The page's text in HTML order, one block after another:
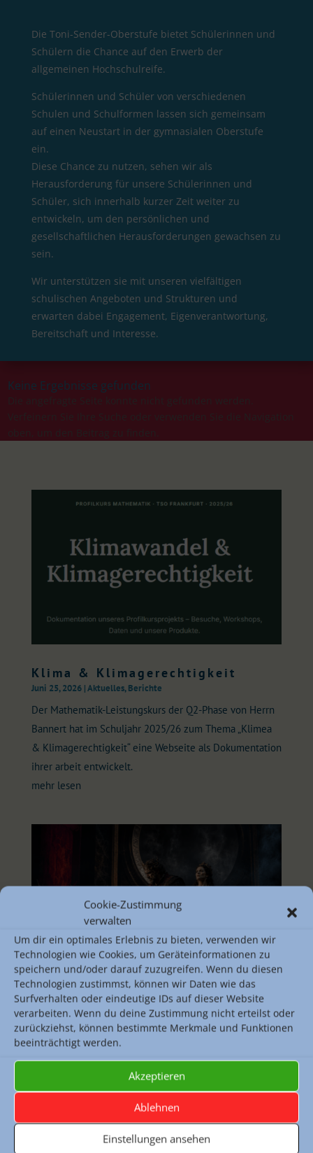
Cookie-Zustimmung
verwalten
Um dir ein optimales Erlebnis zu bieten, verwenden wir
Technologien wie Cookies, um Geräteinformationen zu
speichern und/oder darauf zuzugreifen. Wenn du diesen
Technologien zustimmst, können wir Daten wie das
Surfverhalten oder eindeutige IDs auf dieser Website
verarbeiten. Wenn du deine Zustimmung nicht erteilst oder
zurückziehst, können bestimmte Merkmale und Funktionen
beeinträchtigt werden.
Akzeptieren
Ablehnen
Einstellungen ansehen
Die Toni-Sender-Oberstufe bietet Schülerinnen und
Schülern die Chance auf den Erwerb der
allgemeinen Hochschulreife.
Schülerinnen und Schüler von verschiedenen
Schulen und Schulformen lassen sich gemeinsam
auf einen Neustart in der gymnasialen Oberstufe
ein.
Diese Chance zu nutzen, sehen wir als
Herausforderung für unsere Schülerinnen und
Schüler, sich innerhalb kurzer Zeit weiter zu
entwickeln, um den persönlichen und
gesellschaftlichen Herausforderungen gewachsen zu
sein.
Wir unterstützen sie mit unseren vielfältigen
schulischen Angeboten und Strukturen und
erwarten dabei Engagement, Eigenverantwortung,
Bereitschaft und Interesse.
Keine Ergebnisse gefunden
Klima & Klimagerechtigkeit
Juni 25, 2026|Aktuelles,Berichte
Der Mathematik-Leistungskurs der Q2-Phase von Herrn
Bannert hat im Schuljahr 2025/26 zum Thema „Klimea
& Klimagerechtigkeit“ eine Webseite als Dokumentation
ihrer arbeit entwickelt.
mehr lesen
Mai 20, 2026 |Aktuelles,Musik
Düstere Klänge und mörderischer Ehrgeiz: Musikkurse
besuchen Verdis „Macbeth“ Am Freitag, den 24. April
Herrn Lein den Klassenraum gegen den Saal der Oper
Frankfurt. Auf dem Programm stand ein echtes